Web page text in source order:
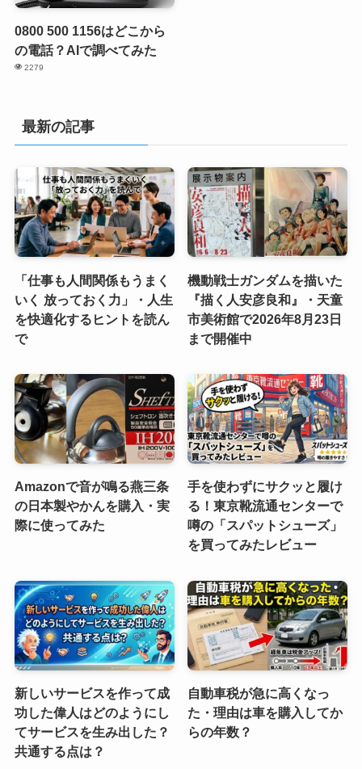
0800 500 1156はどこから
の電話？AIで調べてみた
2279
最新の記事
「仕事も人間関係もうまく
いく 放っておく力」・人生
を快適化するヒントを読ん
で
機動戦士ガンダムを描いた
『描く人安彦良和』・天童
市美術館で2026年8月23日
まで開催中
Amazonで音が鳴る燕三条
の日本製やかんを購入・実
際に使ってみた
手を使わずにサクッと履け
る！東京靴流通センターで
噂の「スパットシューズ」
を買ってみたレビュー
新しいサービスを作って成
功した偉人はどのようにし
てサービスを生み出した？
共通する点は？
自動車税が急に高くなっ
た・理由は車を購入してか
らの年数？